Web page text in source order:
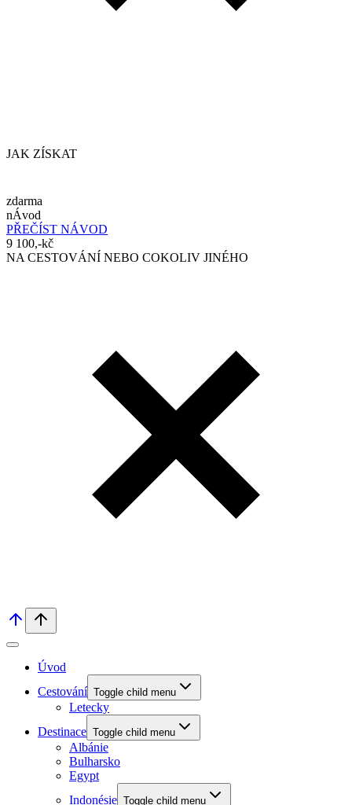
JAK ZÍSKAT
zdarma
nÁvod
PŘEČÍST NÁVOD
9 100,-kč
NA CESTOVÁNÍ NEBO COKOLIV JINÉHO
Úvod
Cestování Toggle child menu
Letecky
Destinace Toggle child menu
Albánie
Bulharsko
Egypt
Indonésie Toggle child menu